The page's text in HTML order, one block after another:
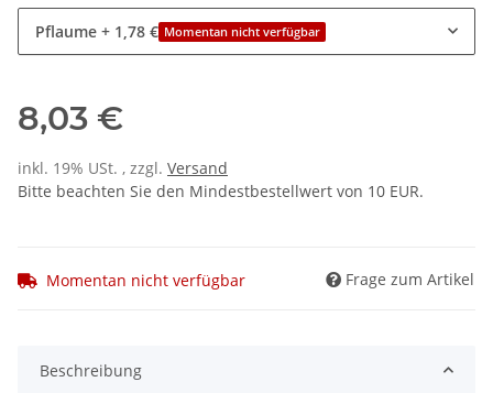
Pflaume + 1,78 € Momentan nicht verfügbar
8,03 €
inkl. 19% USt. , zzgl. Versand
Bitte beachten Sie den Mindestbestellwert von 10 EUR.
Momentan nicht verfügbar Frage zum Artikel
Beschreibung